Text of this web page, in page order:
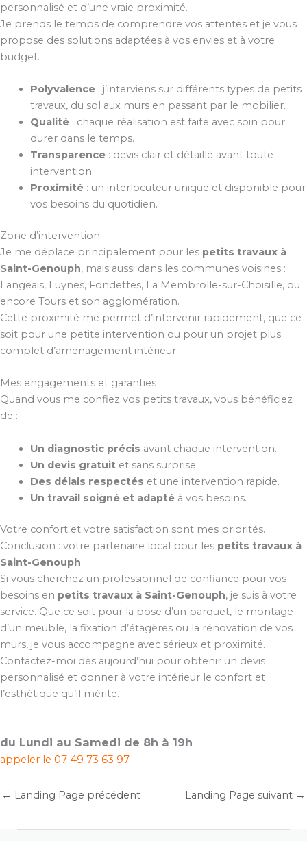
personnalisé et d’une vraie proximité.
Je prends le temps de comprendre vos attentes et je vous
propose des solutions adaptées à vos envies et à votre
budget.
Polyvalence: j’interviens sur différents types de petits
travaux, du sol aux murs en passant par le mobilier.
Qualité: chaque réalisation est faite avec soin pour
durer dans le temps.
Transparence: devis clair et détaillé avant toute
intervention.
Proximité: un interlocuteur unique et disponible pour
vos besoins du quotidien.
Zone d’intervention
Je me déplace principalement pour les petits travaux à
Saint-Genouph, mais aussi dans les communes voisines :
Langeais, Luynes, Fondettes, La Membrolle-sur-Choisille, ou
encore Tours et son agglomération.
Cette proximité me permet d’intervenir rapidement, que ce
soit pour une petite intervention ou pour un projet plus
complet d’aménagement intérieur.
Mes engagements et garanties
Quand vous me confiez vos petits travaux, vous bénéficiez
de :
Un diagnostic précis avant chaque intervention.
Un devis gratuitet sans surprise.
Des délais respectés et une intervention rapide.
Un travail soigné et adaptéà vos besoins.
Votre confort et votre satisfaction sont mes priorités.
Conclusion : votre partenaire local pour les petits travaux à
Saint-Genouph
Si vous cherchez un professionnel de confiance pour vos
besoins en petits travaux à Saint-Genouph, je suis à votre
service. Que ce soit pour la pose d’un parquet, le montage
d’un meuble, la fixation d’étagères ou la rénovation de vos
murs, je vous accompagne avec sérieux et proximité.
Contactez-moi dès aujourd’hui pour obtenir un devis
personnalisé et donner à votre intérieur le confort et
l’esthétique qu’il mérite.
du Lundi au Samedi de 8h à 19h
appeler le 07 49 73 63 97
← Landing Page précédent Landing Page suivant →